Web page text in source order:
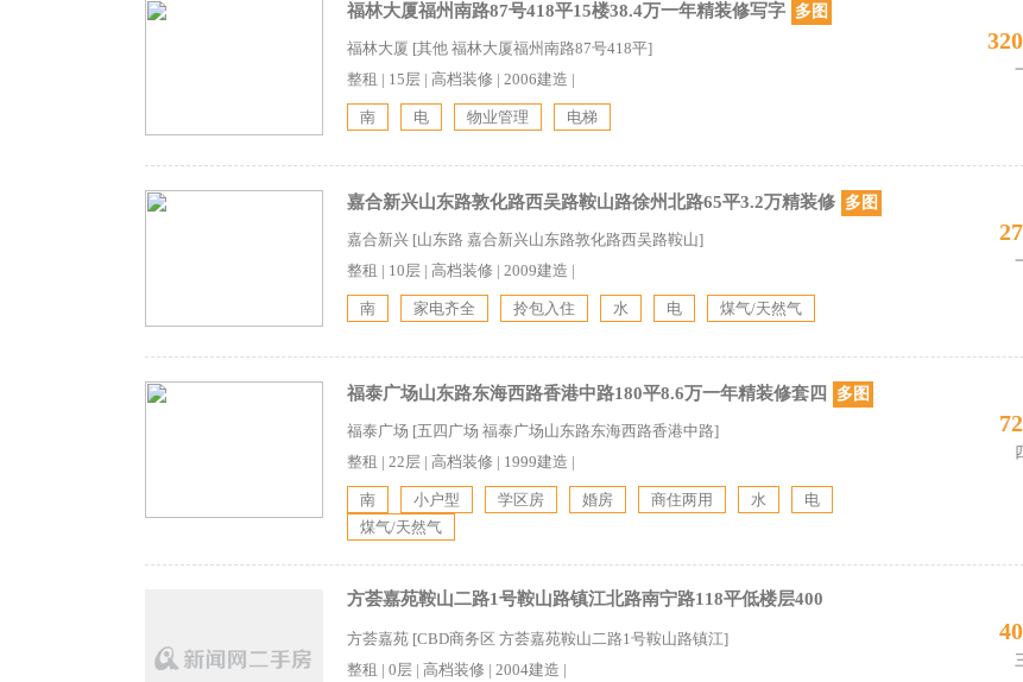
福林大厦福州南路87号418平15楼38.4万一年精装修写字 多图
福林大厦 [其他 福林大厦福州南路87号418平]
整租 | 15层 | 高档装修 | 2006建造 |
南 电 物业管理 电梯
嘉合新兴山东路敦化路西吴路鞍山路徐州北路65平3.2万精装修 多图
嘉合新兴 [山东路 嘉合新兴山东路敦化路西吴路鞍山]
整租 | 10层 | 高档装修 | 2009建造 |
南 家电齐全 拎包入住 水 电 煤气/天然气
福泰广场山东路东海西路香港中路180平8.6万一年精装修套四 多图
福泰广场 [五四广场 福泰广场山东路东海西路香港中路]
整租 | 22层 | 高档装修 | 1999建造 |
南 小户型 学区房 婚房 商住两用 水
电
煤气/天然气
方荟嘉苑鞍山二路1号鞍山路镇江北路南宁路118平低楼层400
方荟嘉苑 [CBD商务区 方荟嘉苑鞍山二路1号鞍山路镇江]
整租 | 0层 | 高档装修 | 2004建造 |